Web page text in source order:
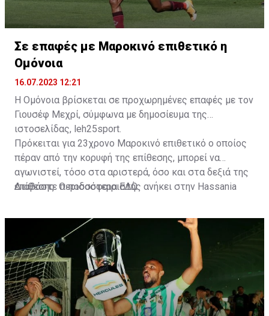
Σε επαφές με Μαροκινό επιθετικό η
Ομόνοια
16.07.2023 12:21
Η Ομόνοια βρίσκεται σε προχωρημένες επαφές με τον
Γιουσέφ Μεχρί, σύμφωνα με δημοσίευμα της
ιστοσελίδας, leh25sport.
Πρόκειται για 23χρονο Μαροκινό επιθετικό ο οποίος
πέραν από την κορυφή της επίθεσης, μπορεί να
αγωνιστεί, τόσο στα αριστερά, όσο και στα δεξιά της
επίθεσης. Ο ποδοσφαιριστής ανήκει στην Hassania
2026.
Διαβάστε περισσότεραΕΔΩ.